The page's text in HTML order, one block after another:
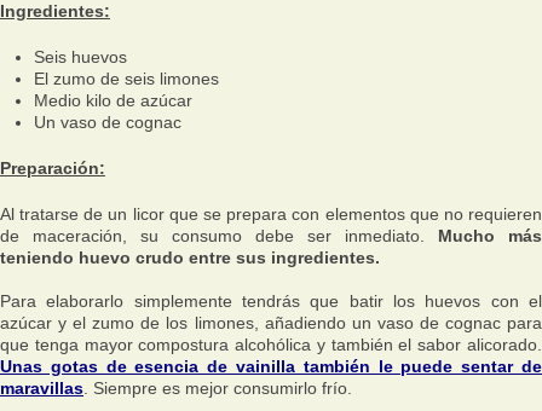
Ingredientes:
Seis huevos
El zumo de seis limones
Medio kilo de azúcar
Un vaso de cognac
Preparación:
Al tratarse de un licor que se prepara con elementos que no requieren
de maceración, su consumo debe ser inmediato. Mucho más
teniendo huevo crudo entre sus ingredientes.
Para elaborarlo simplemente tendrás que batir los huevos con el
azúcar y el zumo de los limones, añadiendo un vaso de cognac para
que tenga mayor compostura alcohólica y también el sabor alicorado.
Unas gotas de esencia de vainilla también le puede sentar de
maravillas . Siempre es mejor consumirlo frío.